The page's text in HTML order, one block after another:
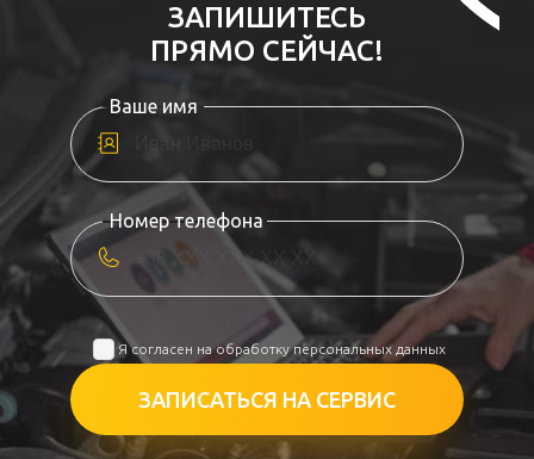
ЗАПИШИТЕСЬ
ПРЯМО СЕЙЧАС!
Ваше имя
Номер телефона
Я согласен на обработку персональных данных
ЗАПИСАТЬСЯ НА СЕРВИС